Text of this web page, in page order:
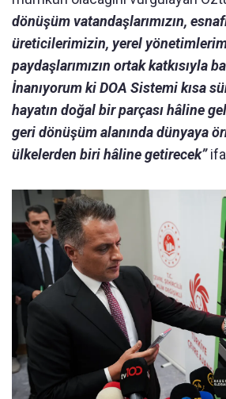
dönüşüm vatandaşlarımızın,
üreticilerimizin, yerel
paydaşlarımızın ortak katkısıyla
İnanıyorum ki DOA Sistemi kısa
hayatın doğal bir parçası hâline
geri dönüşüm alanında dünyaya
ülkelerden biri hâline getirecek”